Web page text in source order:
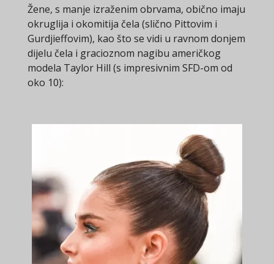
Žene, s manje izraženim obrvama, obično imaju
okruglija i okomitija čela (slično Pittovim i
Gurdjieffovim), kao što se vidi u ravnom donjem
dijelu čela i gracioznom nagibu američkog
modela Taylor Hill (s impresivnim SFD-om od
oko 10):